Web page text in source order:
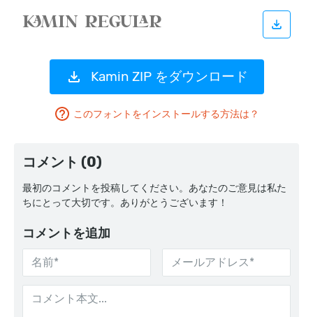
Kamin ZIP をダウンロード
このフォントをインストールする方法は？
コメント (0)
最初のコメントを投稿してください。あなたのご意見は私た
ちにとって大切です。ありがとうございます！
コメントを追加